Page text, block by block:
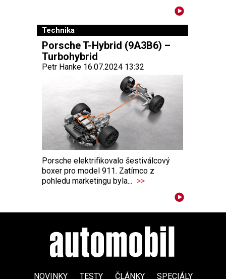
Technika
Porsche T-Hybrid (9A3B6) –
Turbohybrid
Petr Hanke 16.07.2024 13:32
Porsche elektrifikovalo šestiválcový
boxer pro model 911. Zatímco z
pohledu marketingu byla... >>
NOVINKY TESTY ČLÁNKY SPECIÁLY